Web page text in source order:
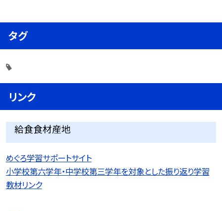
タグ
リンク
給食食材産地
めぐろ学習サポートサイト
小学校第六学年・中学校第三学年を対象とした振り返り学習
教材リンク